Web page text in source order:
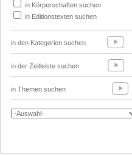
in Körperschaften suchen
in Editionstexten suchen
in den Kategorien suchen
in der Zeitleiste suchen
in Themen suchen